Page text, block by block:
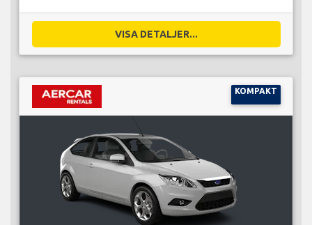
VISA DETALJER...
KOMPAKT